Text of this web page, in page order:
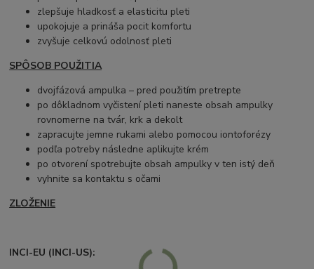
zlepšuje hladkosť a elasticitu pleti
upokojuje a prináša pocit komfortu
zvyšuje celkovú odolnosť pleti
SPÔSOB POUŽITIA
dvojfázová ampulka – pred použitím pretrepte
po dôkladnom vyčistení pleti naneste obsah ampulky
rovnomerne na tvár, krk a dekolt
zapracujte jemne rukami alebo pomocou iontoforézy
podľa potreby následne aplikujte krém
po otvorení spotrebujte obsah ampulky v ten istý deň
vyhnite sa kontaktu s očami
ZLOŽENIE
INCI-EU (INCI-US):